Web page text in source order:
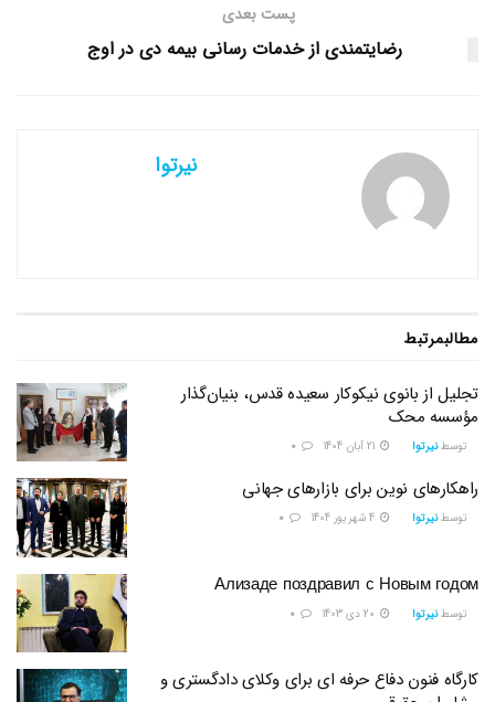
پست بعدی
رضایتمندی از خدمات رسانی بیمه دی در اوج
نیرتوا
مطالبمرتبط
تجلیل از بانوی نیکوکار سعیده قدس، بنیان‌گذار
مؤسسه محک
توسط نیرتوا
راهکارهای نوین برای بازارهای جهانی
توسط نیرتوا
Ализаде поздравил с Новым годом
توسط نیرتوا
کارگاه فنون دفاع حرفه ای برای وکلای دادگستری و